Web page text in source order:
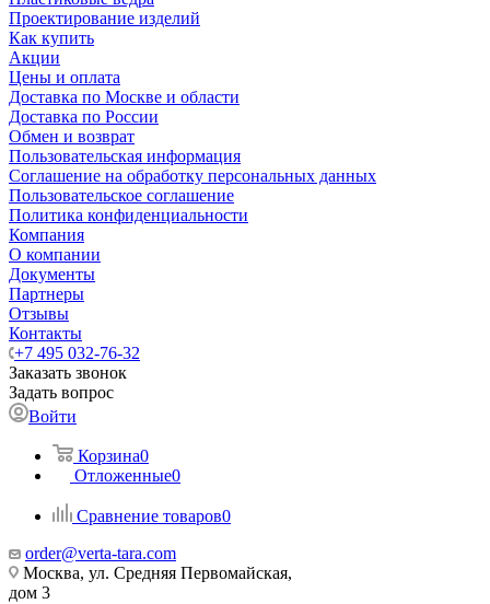
Проектирование изделий
Как купить
Акции
Цены и оплата
Доставка по Москве и области
Доставка по России
Обмен и возврат
Пользовательская информация
Соглашение на обработку персональных данных
Пользовательское соглашение
Политика конфиденциальности
Компания
О компании
Документы
Партнеры
Отзывы
Контакты
+7 495 032-76-32
Заказать звонок
Задать вопрос
Войти
Корзина0
Отложенные0
Сравнение товаров0
order@verta-tara.com
Москва, ул. Средняя Первомайская,
дом 3